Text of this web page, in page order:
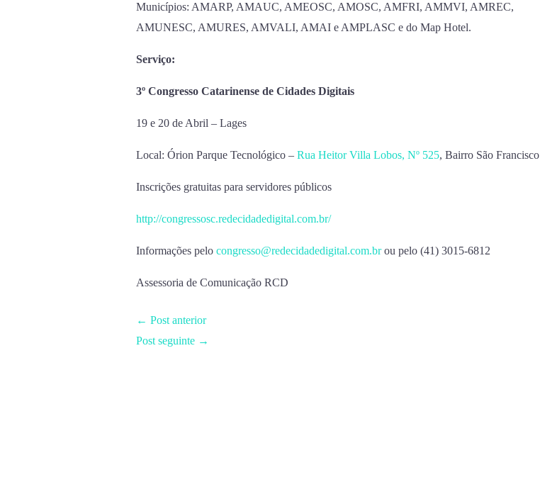
Municípios: AMARP, AMAUC, AMEOSC, AMOSC, AMFRI, AMMVI, AMREC,
AMUNESC, AMURES, AMVALI, AMAI e AMPLASC e do Map Hotel.
Serviço:
3º Congresso Catarinense de Cidades Digitais
19 e 20 de Abril – Lages
Local: Órion Parque Tecnológico – Rua Heitor Villa Lobos, Nº 525, Bairro São Francisco
Inscrições gratuitas para servidores públicos
http://congressosc.redecidadedigital.com.br/
Informações pelo congresso@redecidadedigital.com.brou pelo (41) 3015-6812
Assessoria de Comunicação RCD
← Post anterior
Post seguinte →